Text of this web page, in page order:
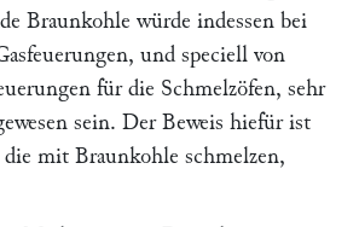
Braunkohle würde indessen bei
und speciell von
für die Schmelzöfen, sehr
sein. Der Beweis hiefür ist
die mit Braunkohle schmelzen,